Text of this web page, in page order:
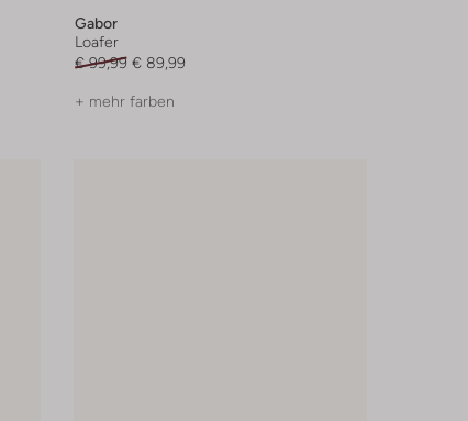
Gabor
Loafer
€ 99,99 € 89,99
+ mehr farben